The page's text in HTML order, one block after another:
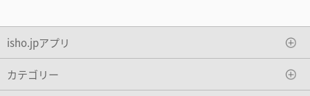
isho.jpアプリ
カテゴリー